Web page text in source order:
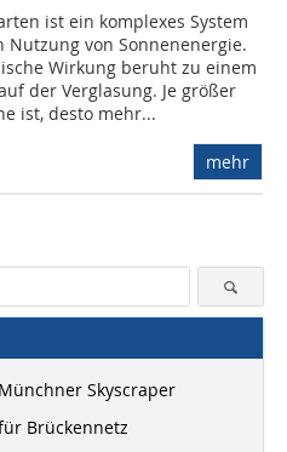
ist ein komplexes System
Nutzung von Sonnenenergie.
Wirkung beruht zu einem
der Verglasung. Je größer
ist, desto mehr...
mehr
Skyscraper
Brückennetz